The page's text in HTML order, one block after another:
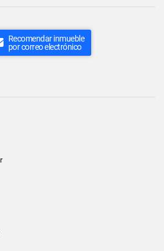
Recomendar inmueble
por correo electrónico